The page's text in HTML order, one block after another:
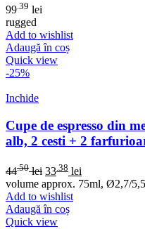
99.39 lei
rugged
Add to wishlist
Adaugă în coș
Quick view
-25%
Inchide
Cupe de espresso din
alb, 2 cesti + 2
44.50 lei 33 .38 lei
volume approx. 75ml, Ø2,7/
Add to wishlist
Adaugă în coș
Quick view